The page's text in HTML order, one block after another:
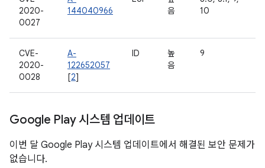
2020-
0027
144040966
음
10
CVE-
2020-
0028
A-
122652057
[2]
ID
높
음
9
Google Play 시스템 업데이트
이번 달 Google Play 시스템 업데이트에서 해결된 보안 문제가
없습니다.